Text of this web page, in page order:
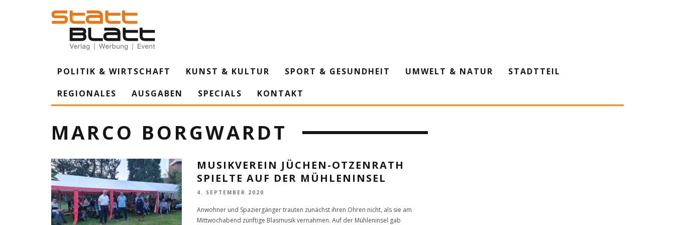
POLITIK & WIRTSCHAFT KUNST & KULTUR SPORT & GESUNDHEIT UMWELT & NATUR
STADTTEIL
REGIONALES
AUSGABEN SPECIALS KONTAKT
MARCO BORGWARDT
MUSIKVEREIN JÜCHEN-OTZENRATH
SPIELTE AUF DER MÜHLENINSEL
4. SEPTEMBER 2020
Anwohner und Spaziergänger trauten zunächst ihren Ohren nicht, als sie am
Mittwochabend zünftige Blasmusik vernahmen. Auf der Mühleninsel gab